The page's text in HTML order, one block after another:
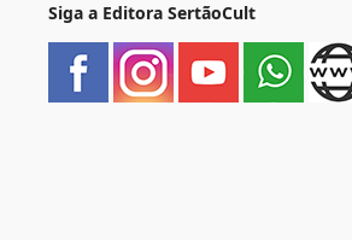
Siga a Editora SertãoCult